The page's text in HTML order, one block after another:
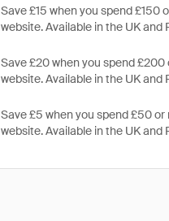
Save £15 when you spend £150
website. Available in the UK and
Save £20 when you spend £200
website. Available in the UK and
Save £5 when you spend £50 or
website. Available in the UK and